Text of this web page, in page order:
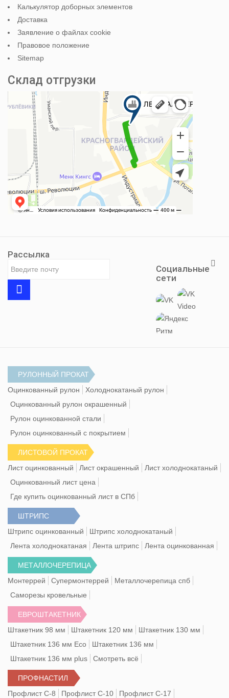
Калькулятор доборных элементов
Доставка
Заявление о файлах cookie
Правовое положение
Sitemap
Склад отгрузки
Рассылка
Социальные
сети
РУЛОННЫЙ ПРОКАТ
Оцинкованный рулон
Холоднокатаный рулон
Оцинкованный рулон окрашенный
Рулон оцинкованной стали
Рулон оцинкованный с покрытием
ЛИСТОВОЙ ПРОКАТ
Лист оцинкованный
Лист окрашенный
Лист холоднокатаный
Оцинкованный лист цена
Где купить оцинкованный лист в СПб
ШТРИПС
Штрипс оцинкованный
Штрипс холоднокатаный
Лента холоднокатаная
Лента штрипс Лента оцинкованная
МЕТАЛЛОЧЕРЕПИЦА
Монтеррей
Супермонтеррей
Металлочерепица спб
Саморезы кровельные
ЕВРОШТАКЕТНИК
Штакетник 98 мм
Штакетник 120 мм
Штакетник 130 мм
Штакетник 136 мм Eco
Штакетник 136 мм
Штакетник 136 мм plus
Смотреть всё
ПРОФНАСТИЛ
Профлист С-8
Профлист С-10 Профлист С-17